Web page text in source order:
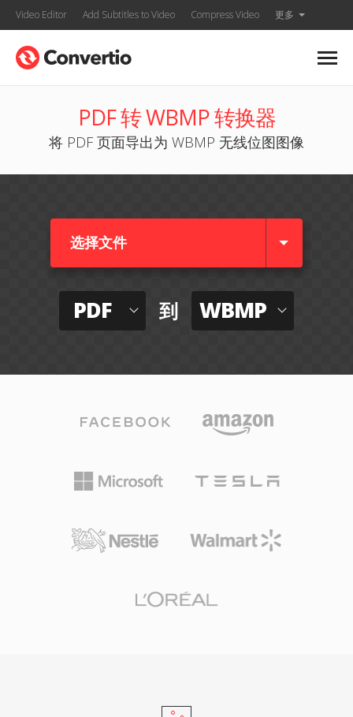
Video Editor Add Subtitles to Video Compress Video 更多
PDF 转 WBMP 转换器
将 PDF 页面导出为 WBMP 无线位图图像
选择文件
PDF 到 WBMP